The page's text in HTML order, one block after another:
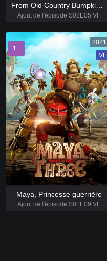
Ajout de l'épisode S02E05 VF
1+
2021
VF
Maya, Princesse guerrière
Ajout de l'épisode S01E09 VF